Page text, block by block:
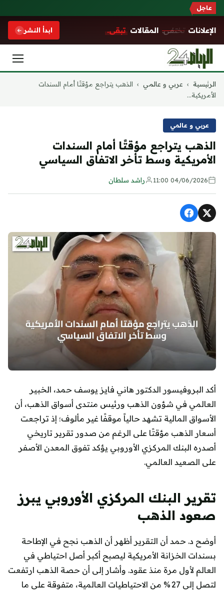
عاجل
الإعلانات تختفي. المقالات تبقى. ابدأ النشر
التجاوز
إلى
الرئيسية › عربي و عالمي › الذهب يتراجع مؤقتًا أمام السندات
الأمريكية...
عربي و عالمي
الذهب يتراجع مؤقتًا أمام السندات
الأمريكية وسط تأخر الاتفاق السياسي
04/06/2026 11:00 راشد سلطان
أكد البروفيسور الدكتور هاني فايز يوسف حمد، الخبير
العالمي في شؤون الذهب ورئيس منتدى أسواق الذهب، أن
الأسواق المالية تشهد حالياً موقفًا غير مألوف؛ إذ تراجعت
أسعار الذهب مؤقتًا على الرغم من صدور تقرير تاريخي
أصدره البنك المركزي الأوروبي يؤكد تفوق المعدن الأصفر
على الصعيد العالمي.
تقرير البنك المركزي الأوروبي يبرز
صعود الذهب
أوضح د. حمد أن التقرير أظهر أن الذهب نجح في الإطاحة
بسندات الخزانة الأمريكية ليصبح أكبر أصل احتياطي في
العالم لأول مرة منذ عقود. وأشار إلى أن حصة الذهب ارتفعت
لتصل إلى 27 % من الاحتياطيات العالمية، متفوقة على ما